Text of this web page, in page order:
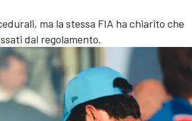
ma la stessa FIA ha chiarito che
dal regolamento.